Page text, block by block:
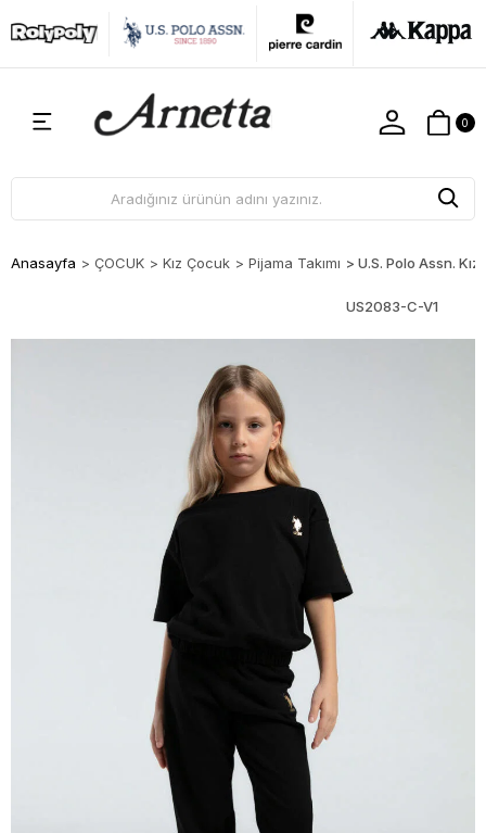
0
Anasayfa > ÇOCUK > Kız Çocuk > Pijama Takımı > U.S. Polo Assn.
US2083-C-V1